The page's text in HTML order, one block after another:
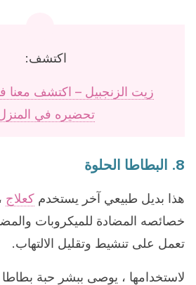
اكتشف:
زيت الزنجبيل – اكتشف معنا
تحضيره في
8. البطاطا الحلوة
هذا بديل طبيعي آخر يستخدم كعلاج
خصائصه المضادة للميكروبات
تعمل على تنشيط وتقليل الالتهاب.
لاستخدامها ، يوصى ببشر حبة